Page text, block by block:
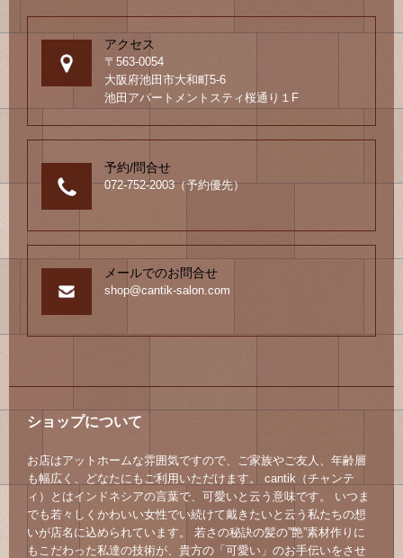
アクセス
〒563-0054
大阪府池田市大和町5-6
池田アパートメントスティ桜通り１F
予約/問合せ
072-752-2003（予約優先）
メールでのお問合せ
shop@cantik-salon.com
ショップについて
お店はアットホームな雰囲気ですので、ご家族やご友人、年齢層
も幅広く、どなたにもご利用いただけます。 cantik（チャンテ
ィ）とはインドネシアの言葉で、可愛いと云う意味です。 いつま
でも若々しくかわいい女性でい続けて戴きたいと云う私たちの想
いが店名に込められています。 若さの秘訣の髪の”艶”素材作りに
もこだわった私達の技術が、貴方の「可愛い」のお手伝いをさせ